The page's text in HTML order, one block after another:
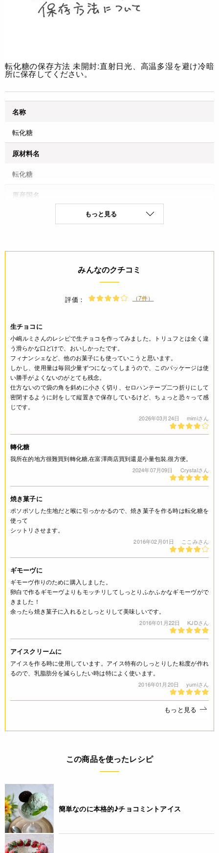
転化糖の保存方法 未開封:直射日光、高温多湿を避け冷暗
所に保存してください。
名称
転化糖
原材料名
転化糖
原産国名
直射日光、高温多湿を避け冷暗所に保存
※製造日を起点とした期限です。
製造日から240日
アレルギー
なし(特定原材料8品目)
コンタミネーション
* 本品加工所では、小麦・乳成分・卵・そば・落花生・えび・
かに・くるみを含む食品も扱っています。（特定原材料８品目
中）
(100g当たり) エネルギー 328kcal たんぱく質 0g 脂質 0g 炭水
化物 82g 食塩相当量 0g *この表示値は、目安です。
注意事項
・諸事情により、予告なく販売終了になる場合がございます。
予めご了承ください。
・当サイトに掲載されている商品は、ご購入可能な状態にあっ
ても必ずしも在庫を保証するものではありません。予めご了承
ください。
・パティスリー、ヴィエノワズリー：使用砂糖量の 3-30％
・コンフィズリー：使用砂糖量の 5-20％
・グラスリー：使用砂糖量の 20-50％
JANコード
もっと見る
みんなのクチコミ
評価： （7件）
生チョコに
小嶋ルミさんのレシピで生チョコを作ってみました。トリュフとは全く違
う滑らかな口どけで、おいしかったです。
フィナンシェなど、他のお菓子にも使っていこうと思います。
しかし、使用量は毎回少量ずつになってしまうので、このパッケージは使
い勝手がよくないのがとても残念。
仕方ないので袋の角を斜めに小さく切り、セロハンテープ二つ折りにして
密閉するように封をして縦置きで保存しているけど、ちょっと恐々って感
じです。
2026年03月24日 mimiさん
轉化糖
我所在的地方很難買到轉化糖,在富澤商店買到還是小量包裝,很方便。
2024年07月09日 Crystalさん
焼き菓子に
ポソポソした生地だと喉に引っかかるので、焼き菓子を作る時は転化糖を
使って
シットリさせます。
2016年02月01日 ここみさん
ギモーヴに
ギモーヴ作りのために購入しました。
卵白で作るギモーヴよりもモッチリしてしっとりふかふかなギモーヴがで
きました！
余ったら焼き菓子に入れるとしっとりして美味しいです。
2016年01月22日 KJDさん
アイスクリームに
アイスを作る時に使用しています。アイス特有のしっとりした粘度が作れ
るので、乳脂肪分を減らしたい時は特によく使います。
2016年01月20日 yumiさん
もっと見る
この商品を使ったレシピ
簡単なのに本格的♪チョコミントアイス